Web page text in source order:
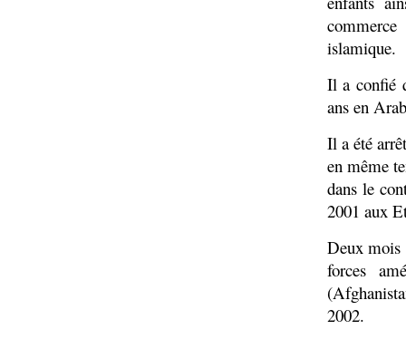
islamique.
Il a confié
ans en
Il a été
en même
dans le
2001 aux
Deux mois
forces
2002.